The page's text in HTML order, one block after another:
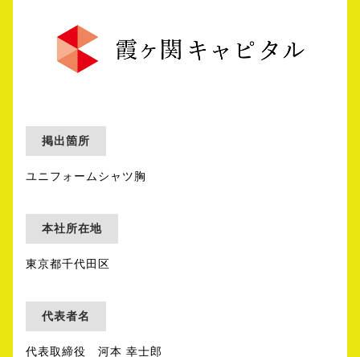
掲出箇所
ユニフォームシャツ胸
本社所在地
東京都千代田区
代表者名
代表取締役 河本 幸士郎